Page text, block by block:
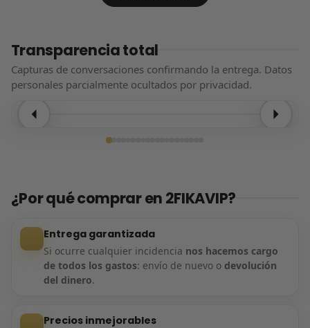
Transparencia total
Capturas de conversaciones confirmando la entrega. Datos
personales parcialmente ocultados por privacidad.
¿Por qué comprar en 2FIKAVIP?
Entrega garantizada
Si ocurre cualquier incidencia nos hacemos cargo
de todos los gastos: envío de nuevo o devolución
del dinero.
Precios inmejorables